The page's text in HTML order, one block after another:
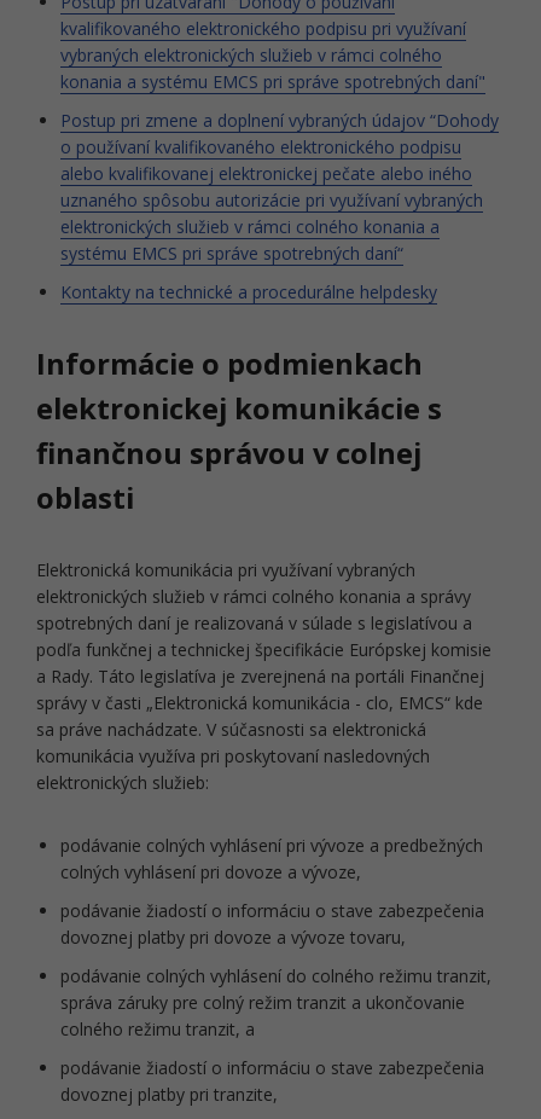
kvalifikovaného elektronického podpisu pri využívaní
vybraných elektronických služieb v rámci colného
konania a systému EMCS pri správe spotrebných daní"
Postup pri zmene a doplnení vybraných údajov “Dohody
o používaní kvalifikovaného elektronického podpisu
alebo kvalifikovanej elektronickej pečate alebo iného
uznaného spôsobu autorizácie pri využívaní vybraných
elektronických služieb v rámci colného konania a
systému EMCS pri správe spotrebných daní“
Kontakty na technické a procedurálne helpdesky
Informácie o podmienkach
elektronickej komunikácie s
finančnou správou v colnej
oblasti
Elektronická komunikácia pri využívaní vybraných
elektronických služieb v rámci colného konania a správy
spotrebných daní je realizovaná v súlade s legislatívou a
podľa funkčnej a technickej špecifikácie Európskej komisie
a Rady. Táto legislatíva je zverejnená na portáli Finančnej
správy v časti „Elektronická komunikácia - clo, EMCS“ kde
sa práve nachádzate. V súčasnosti sa elektronická
komunikácia využíva pri poskytovaní nasledovných
elektronických služieb:
podávanie colných vyhlásení pri vývoze a predbežných
colných vyhlásení pri dovoze a vývoze,
podávanie žiadostí o informáciu o stave zabezpečenia
dovoznej platby pri dovoze a vývoze tovaru,
podávanie colných vyhlásení do colného režimu tranzit,
správa záruky pre colný režim tranzit a ukončovanie
colného režimu tranzit, a
podávanie žiadostí o informáciu o stave zabezpečenia
dovoznej platby pri tranzite,